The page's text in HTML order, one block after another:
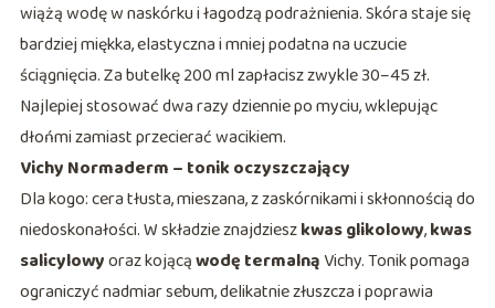
wiążą wodę w naskórku i łagodzą podrażnienia. Skóra staje się
bardziej miękka, elastyczna i mniej podatna na uczucie
ściągnięcia. Za butelkę 200 ml zapłacisz zwykle 30–45 zł.
Najlepiej stosować dwa razy dziennie po myciu, wklepując
dłońmi zamiast przecierać wacikiem.
Vichy Normaderm – tonik oczyszczający
Dla kogo: cera tłusta, mieszana, z zaskórnikami i skłonnością do
niedoskonałości. W składzie znajdzieszkwas glikolowy,kwas
salicylowyoraz kojącąwodę termalnąVichy. Tonik pomaga
ograniczyć nadmiar sebum, delikatnie złuszcza i poprawia